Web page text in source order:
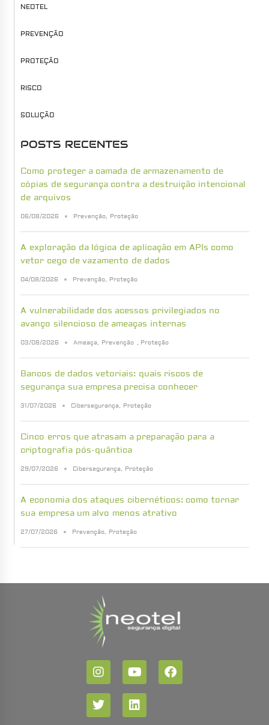
NEOTEL
PREVENÇÃO
PROTEÇÃO
RISCO
SOLUÇÃO
POSTS RECENTES
Como proteger a camada de armazenamento de
cópias de segurança contra a destruição intencional
de arquivos
06/08/2026 Prevenção, Proteção
A exploração da lógica de aplicação em APIs como
vetor cego de vazamento de dados
04/08/2026 Prevenção, Proteção
A vulnerabilidade dos acessos privilegiados no
avanço silencioso de ameaças internas
03/08/2026 Ameaça, Prevenção , Proteção
Bancos de dados vetoriais: quais riscos de
segurança sua empresa precisa conhecer
31/07/2026 Cibersegurança, Proteção
Cinco erros que atrasam a preparação para a
criptografia pós-quântica
29/07/2026 Cibersegurança, Proteção
A economia dos ataques cibernéticos: como tornar
sua empresa um alvo menos atrativo
27/07/2026 Prevenção, Proteção